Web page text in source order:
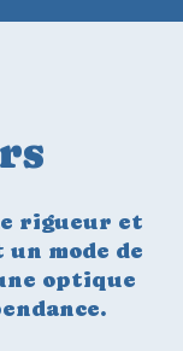
rigueur et
mode de
optique